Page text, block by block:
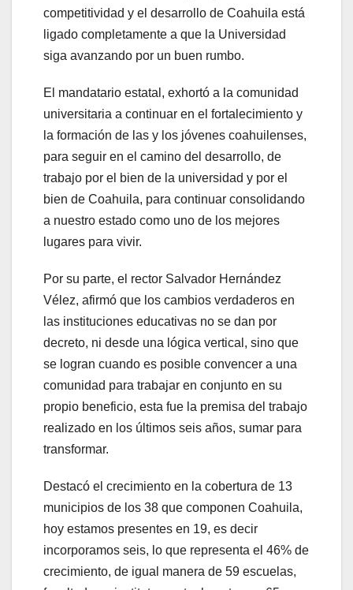
competitividad y el desarrollo de Coahuila está
ligado completamente a que la Universidad
siga avanzando por un buen rumbo.
El mandatario estatal, exhortó a la comunidad
universitaria a continuar en el fortalecimiento y
la formación de las y los jóvenes coahuilenses,
para seguir en el camino del desarrollo, de
trabajo por el bien de la universidad y por el
bien de Coahuila, para continuar consolidando
a nuestro estado como uno de los mejores
lugares para vivir.
Por su parte, el rector Salvador Hernández
Vélez, afirmó que los cambios verdaderos en
las instituciones educativas no se dan por
decreto, ni desde una lógica vertical, sino que
se logran cuando es posible convencer a una
comunidad para trabajar en conjunto en su
propio beneficio, esta fue la premisa del trabajo
realizado en los últimos seis años, sumar para
transformar.
Destacó el crecimiento en la cobertura de 13
municipios de los 38 que componen Coahuila,
hoy estamos presentes en 19, es decir
incorporamos seis, lo que representa el 46% de
crecimiento, de igual manera de 59 escuelas,